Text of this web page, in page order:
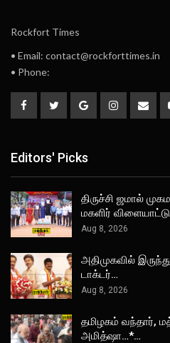
Rockfort Times
• Email: contact@rockforttimes.in
• Phone:
Editors' Picks
திருச்சி ஜமால்
மகளிர்
Aug 8, 2026
அதிமுகவில்
டாக்டர்…
Aug 8, 2026
தமிழகம் வந்தார்,
அமித்ஷா…*…